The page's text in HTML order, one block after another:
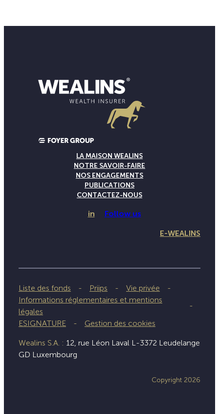
LA MAISON WEALINS
NOTRE SAVOIR-FAIRE
NOS ENGAGEMENTS
PUBLICATIONS
CONTACTEZ-NOUS
in Follow us
E-WEALINS
Liste des fonds Priips
Vie privée
Informations réglementaires et mentions
légales
ESIGNATURE
Gestion des cookies
Wealins S.A. : 12, rue Léon Laval L-3372 Leudelange
GD Luxembourg
Copyright 2026